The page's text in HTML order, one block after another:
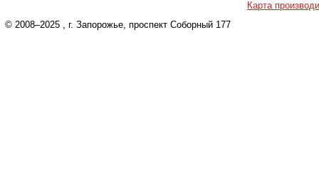
Карта
© 2008–2025 , г. Запорожье, проспект Соборный 177